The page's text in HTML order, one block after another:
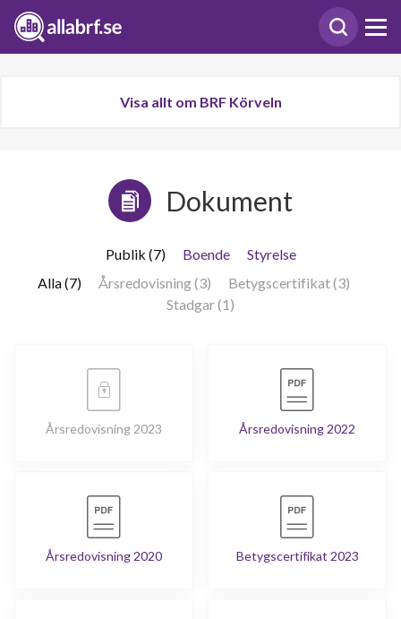
Visa allt om BRF Körveln
Dokument
Publik (7) Boende
Styrelse
Alla (7)
Årsredovisning (3)
Betygscertifikat (3)
Stadgar (1)
Årsredovisning 2023 Årsredovisning 2022
Årsredovisning 2020 Betygscertifikat 2023